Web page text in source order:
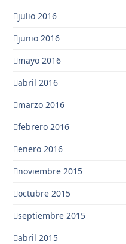
julio 2016
junio 2016
mayo 2016
abril 2016
marzo 2016
febrero 2016
enero 2016
noviembre 2015
octubre 2015
septiembre 2015
abril 2015